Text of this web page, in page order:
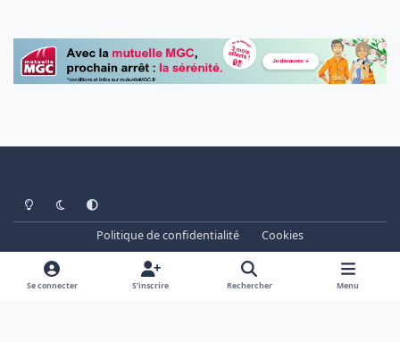
Light ModeDark ModeSystem Preference
Politique de confidentialité
Cookies
www.cheminots.net - Forum Libre depuis 2003
Powered by
Invision Community
Se connecter S’inscrire Rechercher Menu